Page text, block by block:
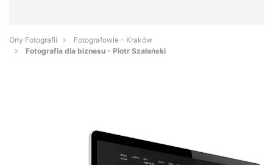
Orły Fotografii
Fotografowie - Kraków
Fotografia dla biznesu - Piotr Szałański